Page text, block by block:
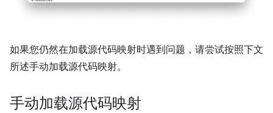
如果您仍然在加载源代码映射时遇到问题，请尝试按照下文
所述手动加载源代码映射。
手动加载源代码映射